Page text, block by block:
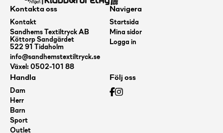
Kontakta oss
Kontakt
Sandhems Textiltryck AB
Köttorp Sandgärdet
522 91 Tidaholm
info@sandhemstextiltryck.se
Växel: 0502-101 88
Navigera
Startsida
Mina sidor
Logga in
Handla
Dam
Herr
Barn
Sport
Outlet
Följ oss